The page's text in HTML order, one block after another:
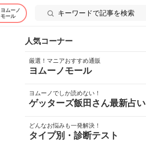
ヨムーノ
モール
人気コーナー
厳選！マニアおすすめ通販
ヨムーノモール
ヨムーノでしか読めない！
ゲッターズ飯田さん最新占い
どんなお悩みも一発解決！
タイプ別・診断テスト